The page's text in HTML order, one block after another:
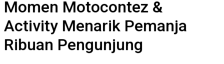
Momen Motocontez &
Activity Menarik Pemanja
Ribuan Pengunjung